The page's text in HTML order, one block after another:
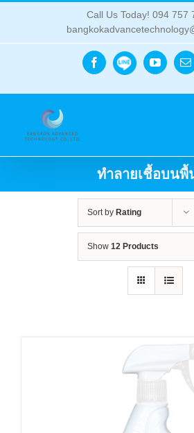
Call Us Today! 094 757
Facebook
Line
ทำลายเชื้อบนพื้
Sort by Rating
Show 12 Products